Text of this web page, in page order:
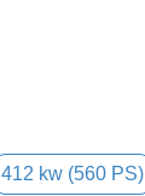
412 kw (560 PS)